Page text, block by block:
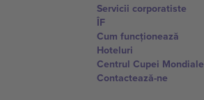
Servicii corporatiste
ÎF
Cum funcționează
Hoteluri
Centrul Cupei Mondiale
Contactează-ne